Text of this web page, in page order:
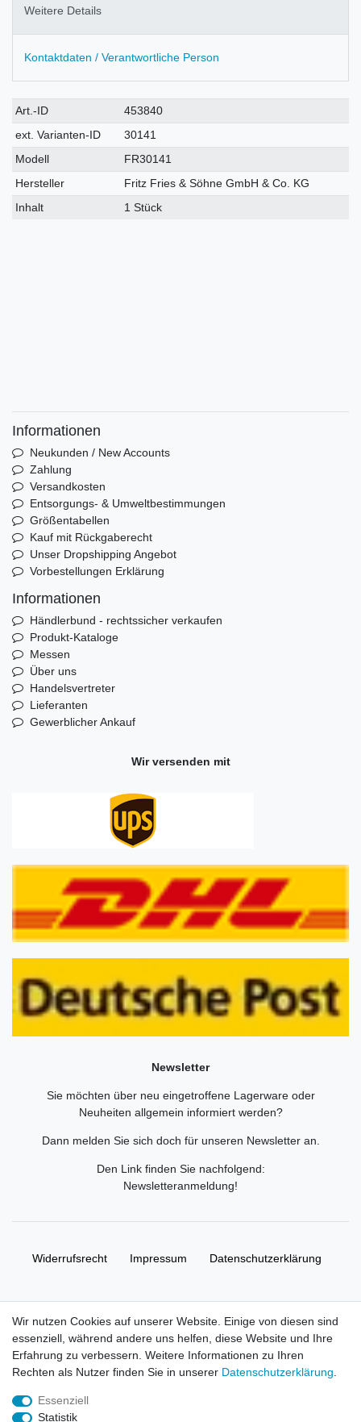
Weitere Details
Kontaktdaten / Verantwortliche Person
Technisches
Merkmal
Wert
Art.-ID
453840
ext. Varianten-ID
30141
Modell
FR30141
Hersteller
Fritz Fries & Söhne GmbH & Co. KG
Inhalt
1 Stück
Informationen
Neukunden / New Accounts
Zahlung
Versandkosten
Entsorgungs- & Umweltbestimmungen
Größentabellen
Kauf mit Rückgaberecht
Unser Dropshipping Angebot
Vorbestellungen Erklärung
Informationen
Händlerbund - rechtssicher verkaufen
Produkt-Kataloge
Messen
Über uns
Handelsvertreter
Lieferanten
Gewerblicher Ankauf
Wir versenden mit
Newsletter
Sie möchten über neu eingetroffene Lagerware oder
Neuheiten allgemein informiert werden?
Dann melden Sie sich doch für unseren Newsletter an.
Den Link finden Sie nachfolgend:
Newsletteranmeldung!
Widerrufs­recht Impressum Daten­schutz­erklärung
© Copyright 2026 | Alle Rechte vorbehalten. HL-
Handelsgesellschaft mbH.
Alle Markennamen, Warenzeichen sowie sämtliche Produktbilder
Wir nutzen Cookies auf unserer Website. Einige von diesen sind
essenziell, während andere uns helfen, diese Website und Ihre
Erfahrung zu verbessern. Weitere Informationen zu Ihren
Rechten als Nutzer finden Sie in unserer Daten­schutz­erklärung
Essenziell
Statistik